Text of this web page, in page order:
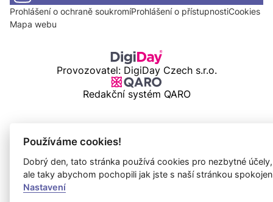
Prohlášení o ochraně soukromíProhlášení o přístupnostiCookies
Mapa webu
Provozovatel: DigiDay Czech s.r.o.
Redakční systém QARO
Používáme cookies!
Dobrý den, tato stránka používá cookies pro nezbytné účely,
ale taky abychom pochopili jak jste s naší stránkou
Nastavení